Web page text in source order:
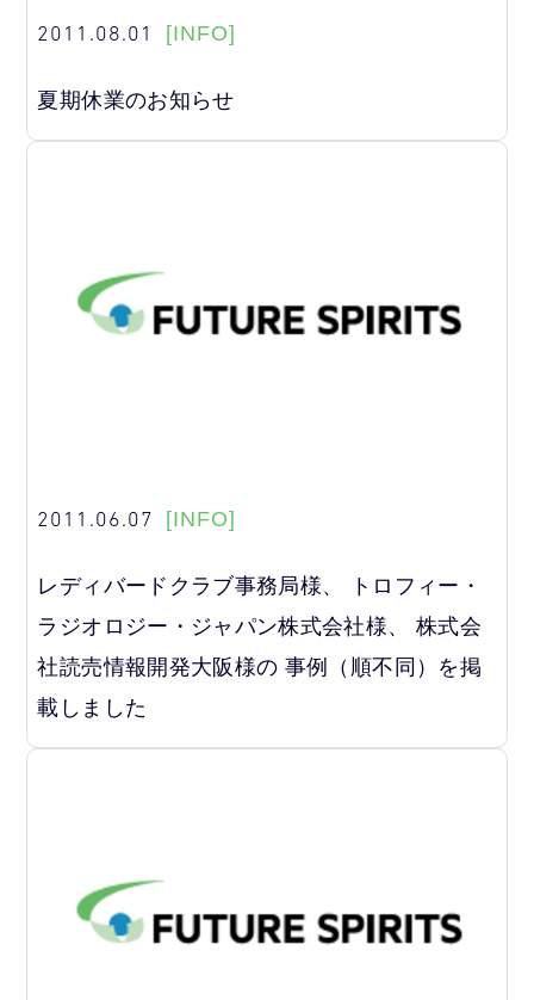
2011.08.01 [INFO]
夏期休業のお知らせ
2011.06.07 [INFO]
レディバードクラブ事務局様、 トロフィー・
ラジオロジー・ジャパン株式会社様、 株式会
社読売情報開発大阪様の 事例（順不同）を掲
載しました